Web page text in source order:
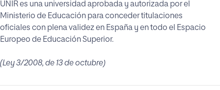
UNIR es una universidad aprobada y autorizada por el
Ministerio de Educación para conceder titulaciones
oficiales con plena validez en España y en todo el Espacio
Europeo de Educación Superior.
(Ley 3/2008, de 13 de octubre)